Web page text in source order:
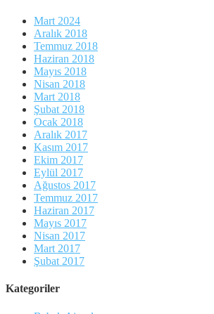
Mart 2024
Aralık 2018
Temmuz 2018
Haziran 2018
Mayıs 2018
Nisan 2018
Mart 2018
Şubat 2018
Ocak 2018
Aralık 2017
Kasım 2017
Ekim 2017
Eylül 2017
Ağustos 2017
Temmuz 2017
Haziran 2017
Mayıs 2017
Nisan 2017
Mart 2017
Şubat 2017
Kategoriler